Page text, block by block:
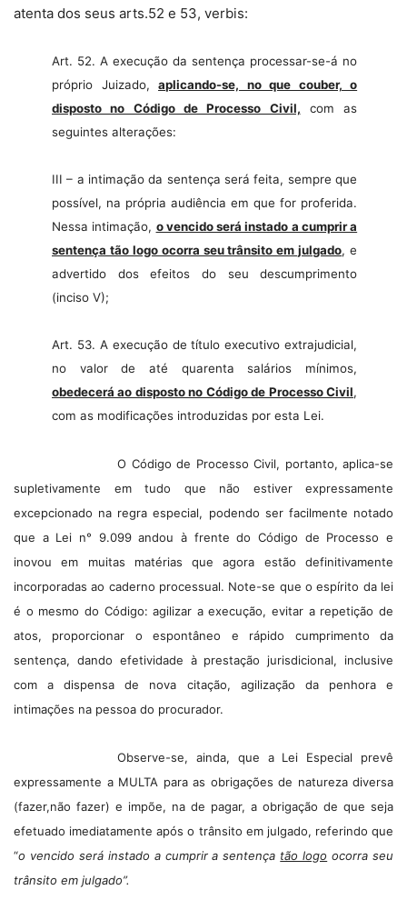
atenta dos seus arts.52 e 53, verbis:
Art. 52. A execução da sentença processar-se-á no
próprio Juizado,aplicando-se, no que couber, o
disposto no Código de Processo Civil, com as
seguintes alterações:
III – a intimação da sentença será feita, sempre que
possível, na própria audiência em que for proferida.
Nessa intimação, o vencido será instado a cumprir a
sentença tão logo ocorra seu trânsito em julgado, e
advertido dos efeitos do seu descumprimento
(inciso V);
Art. 53. Aexecução de título executivo extrajudicial,
no valor de até quarenta salários mínimos,
obedecerá ao disposto no Código de Processo Civil,
com as modificações introduzidas por esta Lei.
O Código de Processo Civil, portanto, aplica-se
supletivamente em tudo que não estiver expressamente
excepcionado na regra especial, podendo ser facilmente notado
que a Lei n° 9.099 andou à frente do Código de Processo e
inovou em muitas matérias que agora estão definitivamente
incorporadas ao caderno processual. Note-se que o espírito da lei
é o mesmo do Código: agilizar a execução, evitar a repetição de
atos, proporcionar o espontâneo e rápido cumprimento da
sentença, dando efetividade à prestação jurisdicional, inclusive
com a dispensa de nova citação, agilização da penhora e
intimações na pessoa do procurador.
Observe-se, ainda, que a Lei Especial prevê
expressamente a MULTA para as obrigações de natureza diversa
(fazer,não fazer) e impõe, na de pagar, a obrigação de que seja
efetuado imediatamente após o trânsito em julgado, referindo que
“o vencido será instado a cumprir a sentença tão logo ocorra seu
trânsito em julgado”.